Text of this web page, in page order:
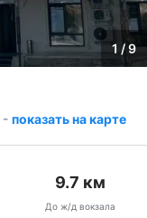
1 / 9
- показать на карте
9.7 км
До ж/д вокзала